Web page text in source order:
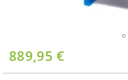
889,95 €
Saltar
al
comienzo